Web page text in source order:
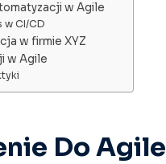
w Agile
w CI/CD
w firmie XYZ
w Agile
Do Agile